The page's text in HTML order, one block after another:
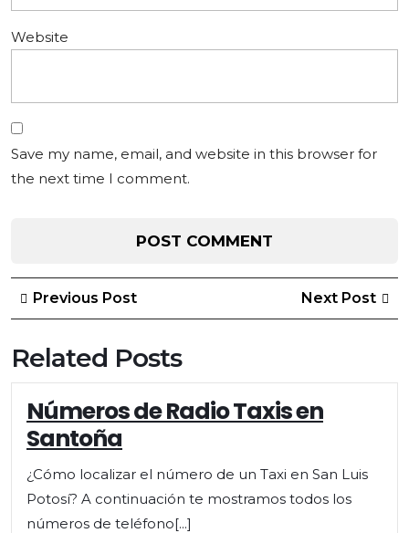
Website
Save my name, email, and website in this browser for
the next time I comment.
Post
navigation
Previous PostPrevious
Post
Next Post
Related Posts
Números de Radio Taxis en
Santoña
¿Cómo localizar el número de un Taxi en San Luis
Potosí? A continuación te mostramos todos los
números de teléfono[...]